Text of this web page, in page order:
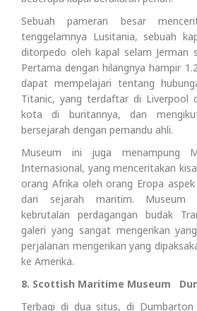
Sebuah pameran besar
tenggelamnya Lusitania, sebuah
ditorpedo oleh kapal selam Jerman
Pertama dengan hilangnya hampir
dapat mempelajari tentang
Titanic, yang terdaftar di Liverpool
kota di buritannya, dan
bersejarah dengan pemandu ahli.
Museum ini juga menampung
Internasional, yang menceritakan
orang Afrika oleh orang Eropa
dari sejarah maritim. Museum
kebrutalan perdagangan budak
galeri yang sangat mengerikan
perjalanan mengerikan yang
ke Amerika.
8. Scottish Maritime Museum
Terbagi di dua situs, di